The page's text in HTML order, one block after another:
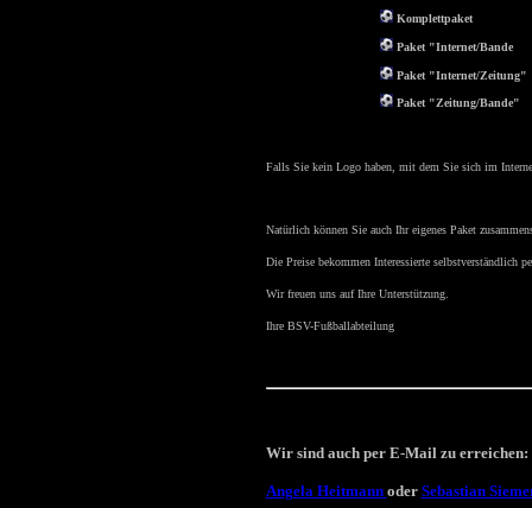
Komplettpaket
Paket "Internet/Bande
Paket "Internet/Zeitung"
Paket "Zeitung/Bande"
Falls Sie kein Logo haben, mit dem Sie sich im
Natürlich können Sie auch Ihr eigenes Paket
Die Preise bekommen Interessierte selbstverständlich
Wir freuen uns auf Ihre Unterstützung.
Ihre BSV-Fußballabteilung
Wir sind auch per E-Mail zu erreichen:
Angela Heitmann oder Sebastian